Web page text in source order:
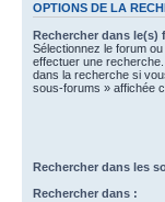
OPTIONS DE LA
Rechercher dans le(s)
Sélectionnez le forum
effectuer une
dans la recherche si
sous-forums » affichée
Rechercher dans les
Rechercher dans :